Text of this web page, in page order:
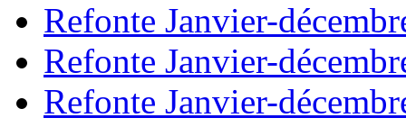
Refonte Janvier-
Refonte Janvier-
Refonte Janvier-